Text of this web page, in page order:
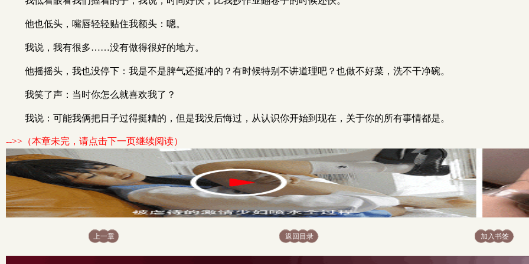
他也低头，嘴唇轻轻贴住我额头：嗯。
我说，我有很多……没有做得很好的地方。
他摇摇头，我也没停下：我是不是脾气还挺冲的？有时候特别不讲道理吧？也做不好菜，洗不干净碗。
我笑了声：当时你怎么就喜欢我了？
我说：可能我俩把日子过得挺糟的，但是我没后悔过，从认识你开始到现在，关于你的所有事情都是。
-->>（本章未完，请点击下一页继续阅读）
上一章 返回目录 加入书签